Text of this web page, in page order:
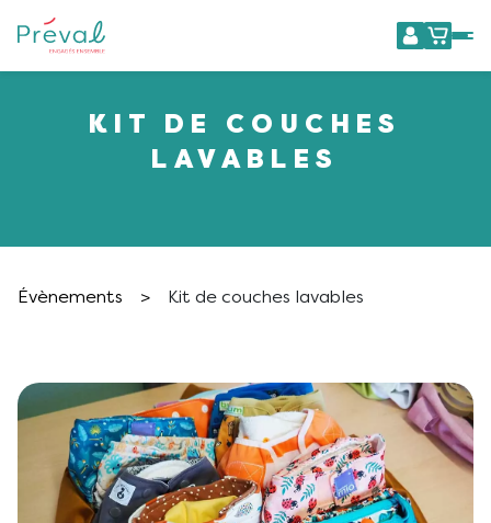
KIT DE COUCHES
LAVABLES
Évènements > Kit de couches lavables